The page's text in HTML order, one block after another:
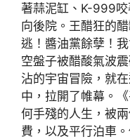
著蒜泥缸、K-999
向後院。王醋狂的
逃！醬油黨餘孽！
空盤子被醋酸氣波
沾的宇宙冒險，就
中，拉開了帷幕。
何手殘的人生，被
費，以及平行泊車